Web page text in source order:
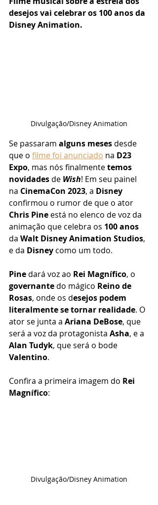
desejos vai celebrar os 100 anos da
Disney Animation.
Divulgação/Disney Animation
Se passaram alguns meses desde
que o filme foi anunciado na D23
Expo, mas nós finalmente temos
novidades de Wish! Em seu painel
na CinemaCon 2023, a Disney
confirmou o rumor de que o ator
Chris Pine está no elenco de voz da
animação que celebra os 100 anos
da Walt Disney Animation Studios,
e da Disney como um todo.
Pine dará voz ao Rei Magnífico, o
governante do mágico Reino de
Rosas, onde os desejos podem
literalmente se tornar realidade. O
ator se junta a Ariana DeBose, que
será a voz da protagonista Asha, e a
Alan Tudyk, que será o bode
Valentino.
Confira a primeira imagem do Rei
Magnífico:
Divulgação/Disney Animation